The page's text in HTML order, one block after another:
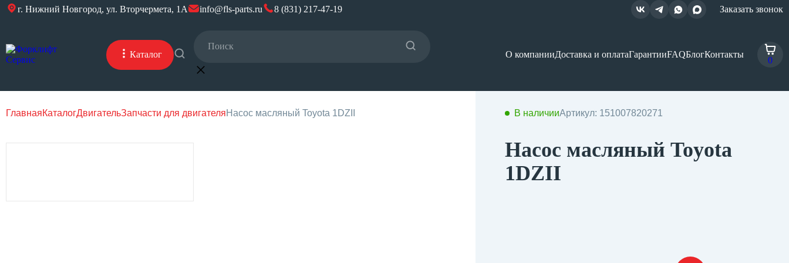
г. Нижний Новгород, ул. Вторчермета, 1А info@fls-parts.ru 8 (831) 217-47-19 Заказать звонок
Каталог О компанииДоставка и оплатаГарантииFAQБлогКонтакты
0
ГлавнаяКаталогДвигательЗапчасти для двигателяНасос масляный Toyota 1DZII В наличииАртикул: 151007820271
Насос масляный Toyota
1DZII